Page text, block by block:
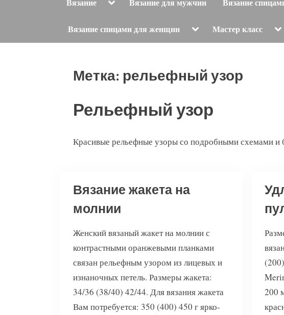
Вязание Вязание для мужчин Вязание
Вязание спицами для женщин Toggle
menu
Мастер класс
Метка: рельефный узор
Рельефный узор
Красивые рельефные узоры со подробными схемами и
Вязание жакета на
молнии
Женский вязаный жакет на молнии с
контрастными оранжевыми планками
связан рельефным узором из лицевых и
изнаночных петель. Размеры жакета:
34/36 (38/40) 42/44. Для вязания жакета
Вам потребуется: 350 (400) 450 г ярко-
200